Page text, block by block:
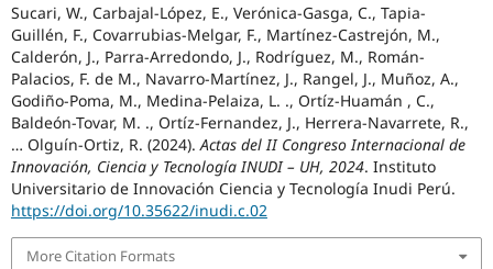
Sucari, W., Carbajal-López, E., Verónica-Gasga, C., Tapia-
Guillén, F., Covarrubias-Melgar, F., Martínez-Castrejón, M.,
Calderón, J., Parra-Arredondo, J., Rodríguez, M., Román-
Palacios, F. de M., Navarro-Martínez, J., Rangel, J., Muñoz, A.,
Godiño-Poma, M., Medina-Pelaiza, L. ., Ortíz-Huamán , C.,
Baldeón-Tovar, M. ., Ortíz-Fernandez, J., Herrera-Navarrete, R.,
… Olguín-Ortiz, R. (2024).Actas del II Congreso Internacional de
Innovación, Ciencia y Tecnología INUDI – UH, 2024. Instituto
Universitario de Innovación Ciencia y Tecnología Inudi Perú.
https://doi.org/10.35622/inudi.c.02
More Citation Formats